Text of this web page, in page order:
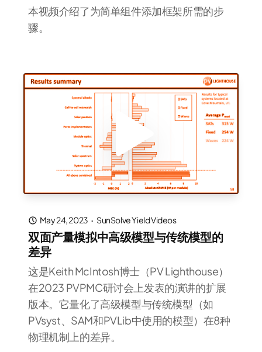
本视频介绍了为简单组件添加框架所需的步
骤。
May 24, 2023 · SunSolve Yield Videos
双面产量模拟中高级模型与传统模型的
差异
这是Keith McIntosh博士（PV Lighthouse）
在2023 PVPMC研讨会上发表的演讲的扩展
版本。它量化了高级模型与传统模型（如
PVsyst、SAM和PVLib中使用的模型）在8种
物理机制上的差异。